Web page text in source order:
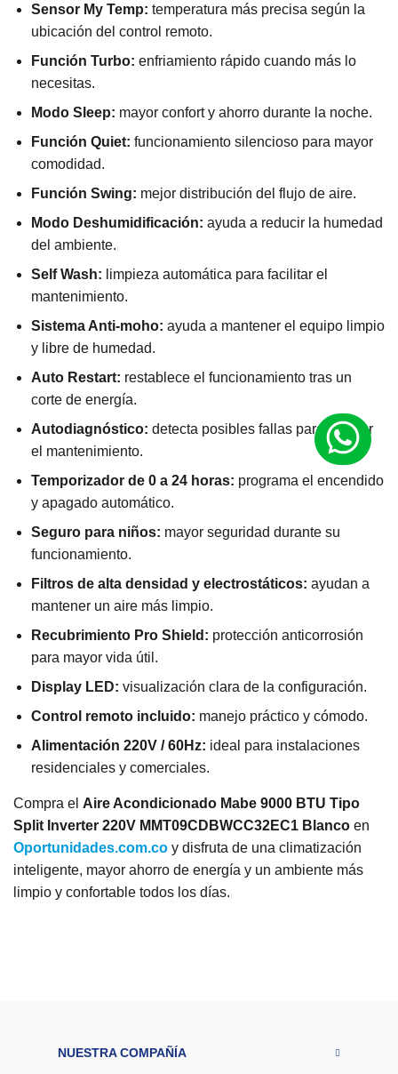
Sensor My Temp: temperatura más precisa según la
ubicación del control remoto.
Función Turbo: enfriamiento rápido cuando más lo
necesitas.
Modo Sleep: mayor confort y ahorro durante la noche.
Función Quiet: funcionamiento silencioso para mayor
comodidad.
Función Swing: mejor distribución del flujo de aire.
Modo Deshumidificación: ayuda a reducir la humedad
del ambiente.
Self Wash: limpieza automática para facilitar el
mantenimiento.
Sistema Anti-moho: ayuda a mantener el equipo limpio
y libre de humedad.
Auto Restart: restablece el funcionamiento tras un
corte de energía.
Autodiagnóstico: detecta posibles fallas para facilitar
el mantenimiento.
Temporizador de 0 a 24 horas: programa el encendido
y apagado automático.
Seguro para niños: mayor seguridad durante su
funcionamiento.
Filtros de alta densidad y electrostáticos: ayudan a
mantener un aire más limpio.
Recubrimiento Pro Shield: protección anticorrosión
para mayor vida útil.
Display LED: visualización clara de la configuración.
Control remoto incluido: manejo práctico y cómodo.
Alimentación 220V / 60Hz: ideal para instalaciones
residenciales y comerciales.
Compra el Aire Acondicionado Mabe 9000 BTU Tipo
Split Inverter 220V MMT09CDBWCC32EC1 Blanco en
Oportunidades.com.co y disfruta de una climatización
inteligente, mayor ahorro de energía y un ambiente más
limpio y confortable todos los días.
NUESTRA COMPAÑÍA